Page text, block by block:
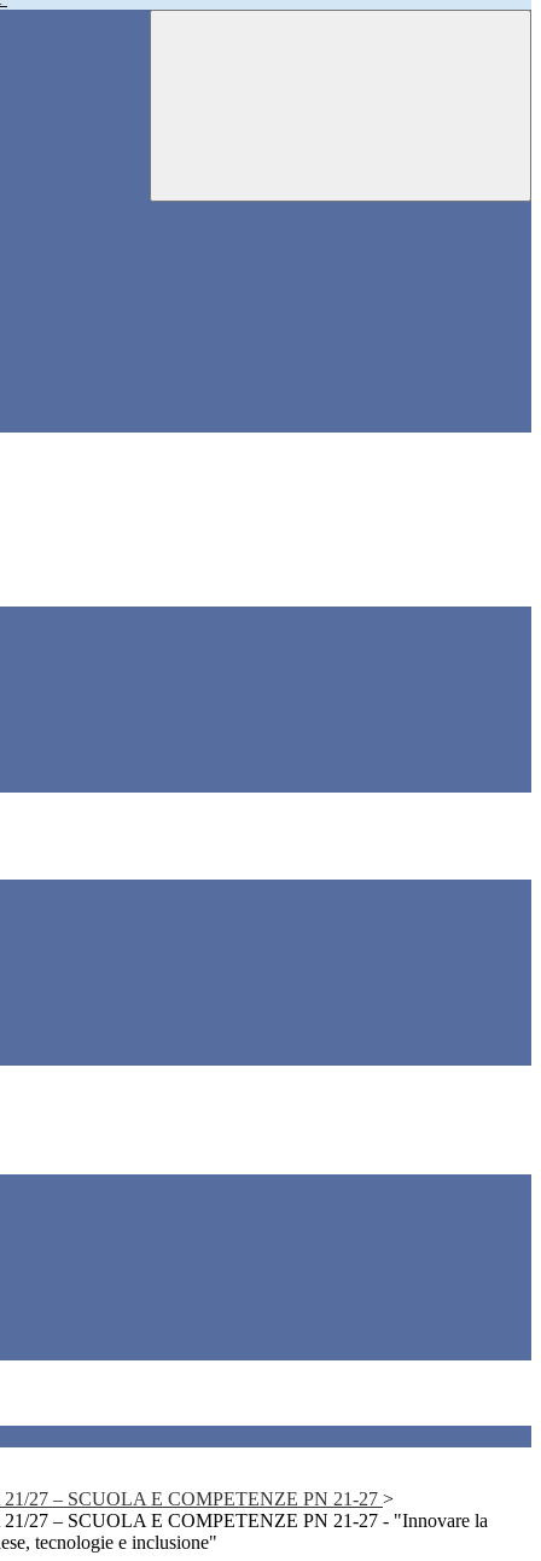
27 – SCUOLA E COMPETENZE PN 21-27 >
27 – SCUOLA E COMPETENZE PN 21-27 - "Innovare la
tecnologie e inclusione"